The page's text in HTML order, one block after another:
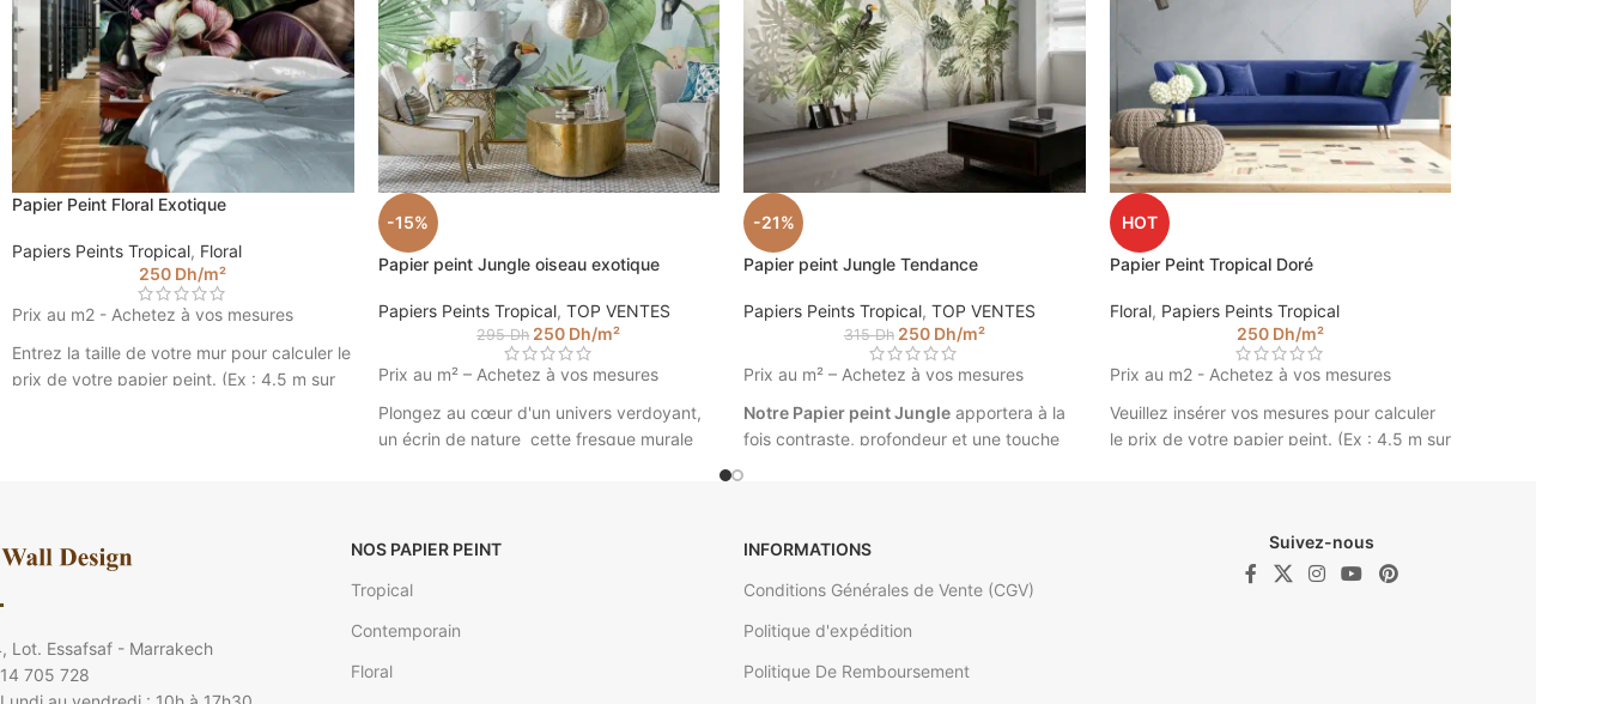
Papier Peint Floral Exotique
Papiers Peints Tropical, Floral
250 Dh/m²
Prix au m2 - Achetez à vos mesures
Entrez la taille de votre mur pour calculer le
prix de votre papier peint. (Ex : 4.5 m sur
-15%
Papier peint Jungle oiseau exotique
Papiers Peints Tropical, TOP VENTES
295Dh 250 Dh/m²
Prix au m² – Achetez à vos mesures
Plongez au cœur d'un univers verdoyant,
un écrin de nature cette fresque murale
raffinée grâce à ce
du plus bel effet ! Une création tropicale
qui va épater vos amis. Design mural
les configurations de mur.
-21%
Papier peint Jungle Tendance
Papiers Peints Tropical, TOP VENTES
315Dh 250 Dh/m²
Prix au m² – Achetez à vos mesures
Notre Papier peint Jungle apportera à la
fois contraste, profondeur et une touche
Papier peint Jungle Tendance ©
Walldesign
* Veuillez insérer vos mesures pour calculer
le prix de votre papier peint intissé. (Ex :
4.5 m sur 2.85).
HOT
Papier Peint Tropical Doré
Floral, Papiers Peints Tropical
250 Dh/m²
Prix au m2 - Achetez à vos mesures
Veuillez insérer vos mesures pour calculer
le prix de votre papier peint. (Ex : 4.5 m sur
Lot. Essafsaf - Marrakech
705 728
NOS PAPIER PEINT
Tropical
Contemporain
Floral
INFORMATIONS
Conditions Générales de Vente (CGV)
Politique d'expédition
Politique De Remboursement
Suivez-nous